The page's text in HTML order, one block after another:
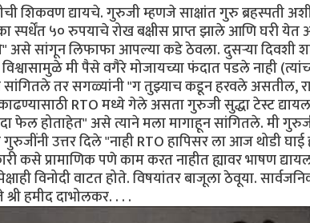
शिकवण द्यायचे. गुरुजी म्हणजे साक्षांत गुरु ब्रहस्पती
स्पर्धेंत ५० रुपयाचे रोख बक्षीस प्राप्त झाले आणि घरी येत
असे सांगून लिफाफा आपल्या कडे ठेवला. दुसऱ्या दिवशी
मी पैसे वगैरे मोजायच्या फंदात पडले नाही
तर सगळ्यांनी "ग तुझ्याच कडून हरवले असतील,
RTO मध्ये गेले असता गुरुजी सुद्धा टेस्ट
फेल होताहेत" असे त्याने मला मागाहून सांगितले. मी
उत्तर दिले "नाही RTO हापिसर ला आज थोडी घाई
कसे प्रामाणिक पणे काम करत नाहीत ह्यावर भाषण
विनोदी वाटत होते. विषयांतर बाजूला ठेवूया.
हमीद दाभोलकर. . . .